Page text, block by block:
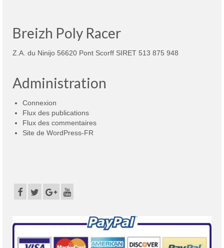
Breizh Poly Racer
Z.A. du Ninijo 56620 Pont Scorff SIRET 513 875 948
Administration
Connexion
Flux des publications
Flux des commentaires
Site de WordPress-FR